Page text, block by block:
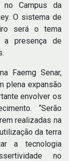
Campus da
O sistema de
será o tema
a presença de
Faemg Senar,
plena expansão
envolver os
“Serão
realizadas na
da terra
a tecnologia
no